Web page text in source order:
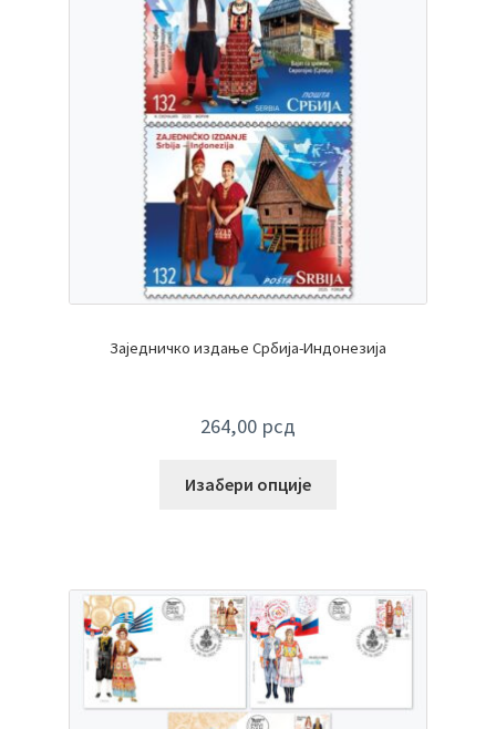
Заједничко издање Србија-Индонезија
264,00 рсд
Изабери опције